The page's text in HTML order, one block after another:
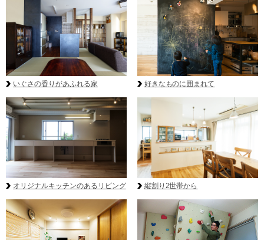
いぐさの香りがあふれる家 好きなものに囲まれて
オリジナルキッチンのあるリビング 縦割り2世帯から